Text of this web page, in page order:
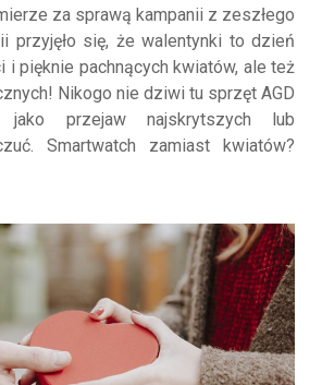
za sprawą kampanii z zeszłego
przyjęło się, że walentynki to dzień
i pięknie pachnących kwiatów, ale też
Nikogo nie dziwi tu sprzęt AGD
jako przejaw najskrytszych lub
Smartwatch zamiast kwiatów?